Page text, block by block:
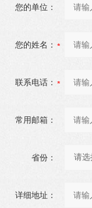
您的单位：
您的姓名：
联系电话：
常用邮箱：
省份：
详细地址：